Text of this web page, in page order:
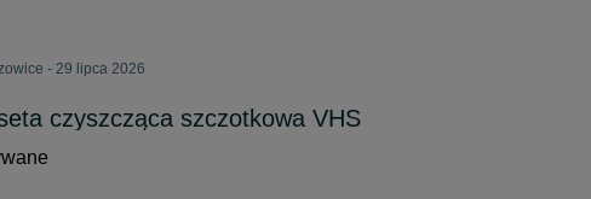
- 29 lipca 2026
czyszcząca szczotkowa VHS